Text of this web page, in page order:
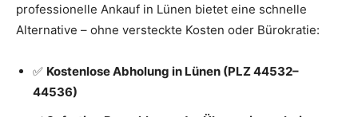
professionelle Ankauf in Lünen bietet eine schnelle
Alternative – ohne versteckte Kosten oder Bürokratie:
✅ Kostenlose Abholung in Lünen (PLZ 44532–
44536)